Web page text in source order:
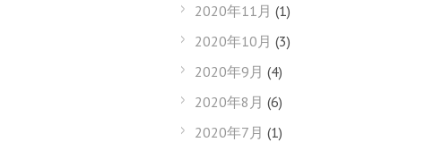
2020年11月 (1)
2020年10月 (3)
2020年9月 (4)
2020年8月 (6)
2020年7月 (1)